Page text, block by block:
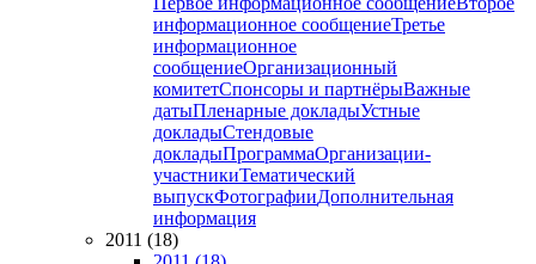
информационное сообщениеТретье
информационное
сообщениеОрганизационный
комитетСпонсоры и партнёрыВажные
датыПленарные докладыУстные
докладыСтендовые
докладыПрограммаОрганизации-
участникиТематический
выпускФотографииДополнительная
информация
2011 (18)